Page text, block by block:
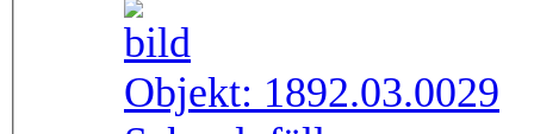
Objekt: 1892.03.0029